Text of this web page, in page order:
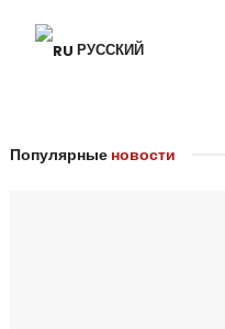
РУССКИЙ
Популярные новости